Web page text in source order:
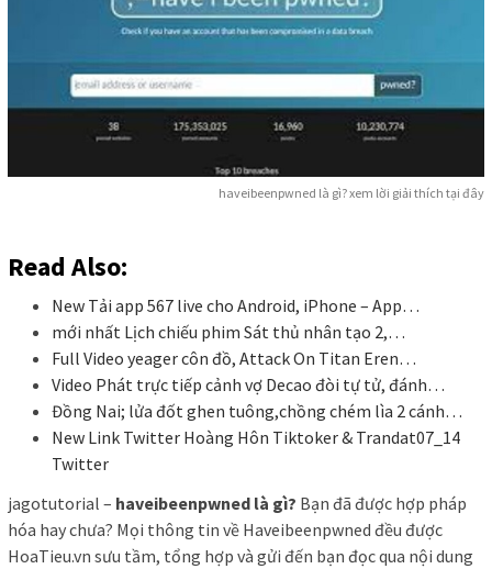
haveibeenpwned là gì? xem lời giải thích tại đây
Read Also:
New Tải app 567 live cho Android, iPhone – App…
mới nhất Lịch chiếu phim Sát thủ nhân tạo 2,…
Full Video yeager côn đồ, Attack On Titan Eren…
Video Phát trực tiếp cảnh vợ Decao đòi tự tử, đánh…
Đồng Nai; lửa đốt ghen tuông,chồng chém lìa 2 cánh…
New Link Twitter Hoàng Hôn Tiktoker & Trandat07_14
Twitter
jagotutorial – haveibeenpwned là gì? Bạn đã được hợp pháp
hóa hay chưa? Mọi thông tin về Haveibeenpwned đều được
HoaTieu.vn sưu tầm, tổng hợp và gửi đến bạn đọc qua nội dung